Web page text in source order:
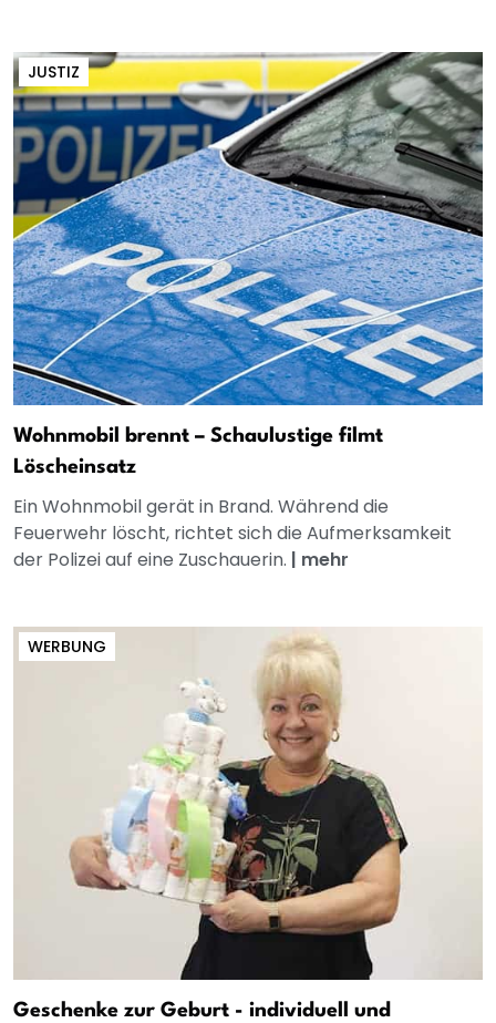
JUSTIZ
Wohnmobil brennt – Schaulustige filmt
Löscheinsatz
Ein Wohnmobil gerät in Brand. Während die
Feuerwehr löscht, richtet sich die Aufmerksamkeit
der Polizei auf eine Zuschauerin. | mehr
WERBUNG
Geschenke zur Geburt - individuell und